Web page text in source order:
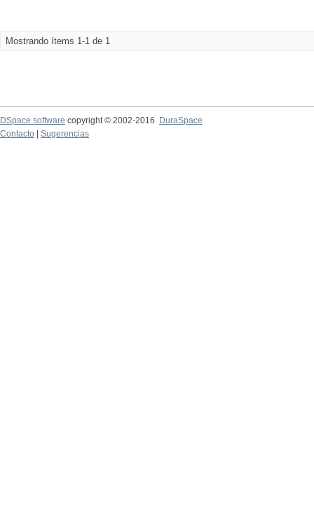
Mostrando ítems 1-1 de 1
DSpace software copyright © 2002-2016
DuraSpace
Contacto
Sugerencias